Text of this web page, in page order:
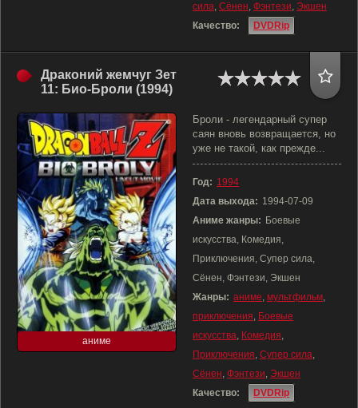
сила, Сёнен, Фэнтези, Экшен
Качество:
DVDRip
Драконий жемчуг Зет
11: Био-Броли (1994)
аниме
Броли - легендарный супер
саян вновь возвращается, но
уже не такой, как прежде...
Год: 1994
Дата выхода: 1994-07-09
Аниме жанры: Боевые
искусства, Комедия,
Приключения, Супер сила,
Сёнен, Фэнтези, Экшен
Жанры: аниме, мультфильм,
приключения, Боевые
искусства, Комедия,
Приключения, Супер сила,
Сёнен, Фэнтези, Экшен
Качество:
DVDRip